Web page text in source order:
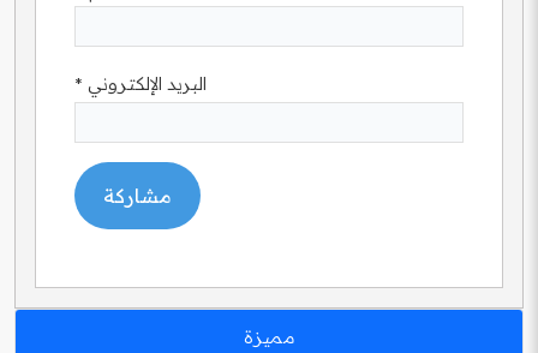
البريد الإلكتروني *
مميزة